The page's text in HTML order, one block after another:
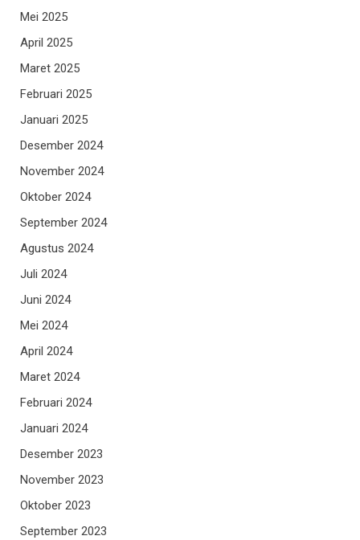
Mei 2025
April 2025
Maret 2025
Februari 2025
Januari 2025
Desember 2024
November 2024
Oktober 2024
September 2024
Agustus 2024
Juli 2024
Juni 2024
Mei 2024
April 2024
Maret 2024
Februari 2024
Januari 2024
Desember 2023
November 2023
Oktober 2023
September 2023